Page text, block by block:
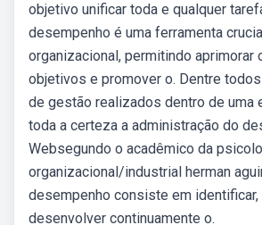
objetivo unificar toda e qualquer
desempenho é uma ferramenta
organizacional, permitindo aprimorar
objetivos e promover o. Dentre
de gestão realizados dentro de uma
toda a certeza a administração do
Websegundo o acadêmico da
organizacional/industrial herman
desempenho consiste em identificar,
desenvolver continuamente o.